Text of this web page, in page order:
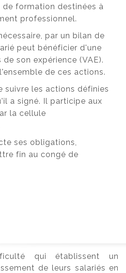
formation destinées à
professionnel.
par un bilan de
peut bénéficier d'une
son expérience (VAE).
de ces actions.
suivre les actions définies
a signé. Il participe aux
la cellule
ses obligations,
fin au congé de
qui établissent un
de leurs salariés en